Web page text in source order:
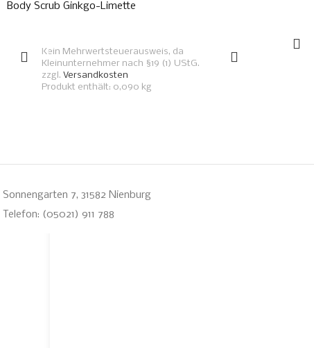
Body Scrub Ginkgo-Limette
Kein Mehrwertsteuerausweis, da
Kleinunternehmer nach §19 (1) UStG.
zzgl. Versandkosten
Produkt enthält: 0,090 kg
Sonnengarten 7, 31582 Nienburg
Telefon: (05021) 911 788